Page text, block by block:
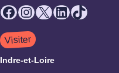
Facebook
Instagram
X LinkedIn
TikTok
Visiter
Indre-et-Loire